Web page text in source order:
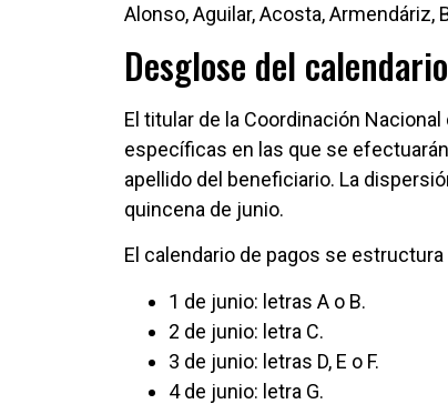
Alonso, Aguilar, Acosta, Armendáriz,
Desglose del
El titular de la Coordinación
específicas en las que se
apellido del beneficiario. La
quincena de junio.
El calendario de pagos se
1 de junio: letras A o B.
2 de junio: letra C.
3 de junio: letras D, E o F.
4 de junio: letra G.